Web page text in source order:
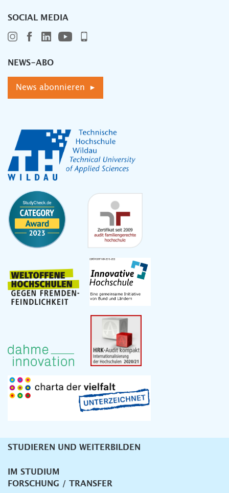
SOCIAL MEDIA
NEWS-ABO
News abonnieren ▸
Unternavigation
STUDIEREN UND WEITERBILDEN
IM STUDIUM
FORSCHUNG / TRANSFER